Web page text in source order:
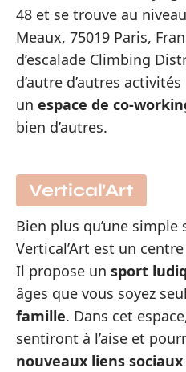
48 et se trouve au
Meaux, 75019 Paris,
d’escalade Climbing
d’autre d’autres activités
un espace de co-
bien d’autres.
Vertical’Art
Bien plus qu’une simple
Vertical’Art est un
Il propose un sport
âges que vous soyez
famille. Dans cet
sentiront à l’aise et
nouveaux liens sociaux